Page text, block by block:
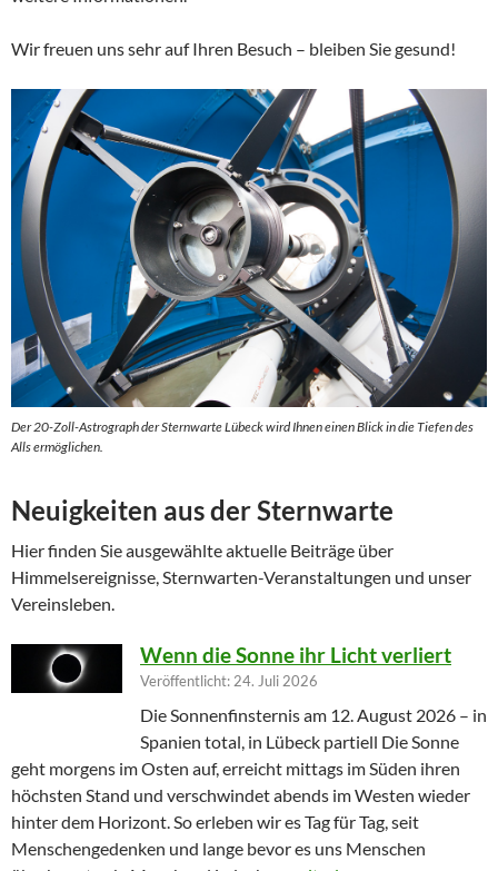
Wir freuen uns sehr auf Ihren Besuch – bleiben Sie gesund!
Der 20-Zoll-Astrograph der Sternwarte Lübeck wird Ihnen einen Blick in die Tiefen des
Alls ermöglichen.
Neuigkeiten aus der Sternwarte
Hier finden Sie ausgewählte aktuelle Beiträge über
Himmelsereignisse, Sternwarten-Veranstaltungen und unser
Vereinsleben.
Wenn die Sonne ihr Licht verliert
Veröffentlicht: 24. Juli 2026
Die Sonnenfinsternis am 12. August 2026 – in
Spanien total, in Lübeck partiell Die Sonne
geht morgens im Osten auf, erreicht mittags im Süden ihren
höchsten Stand und verschwindet abends im Westen wieder
hinter dem Horizont. So erleben wir es Tag für Tag, seit
Menschengedenken und lange bevor es uns Menschen